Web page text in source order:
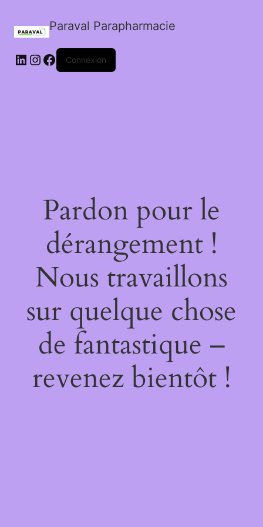
Paraval Parapharmacie
LinkedIn
Instagram
FacebookConnexion
Pardon pour le
dérangement !
Nous travaillons
sur quelque chose
de fantastique –
revenez bientôt !